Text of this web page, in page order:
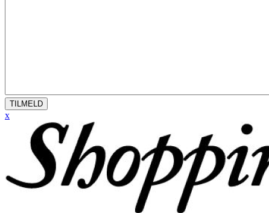
TILMELD
x